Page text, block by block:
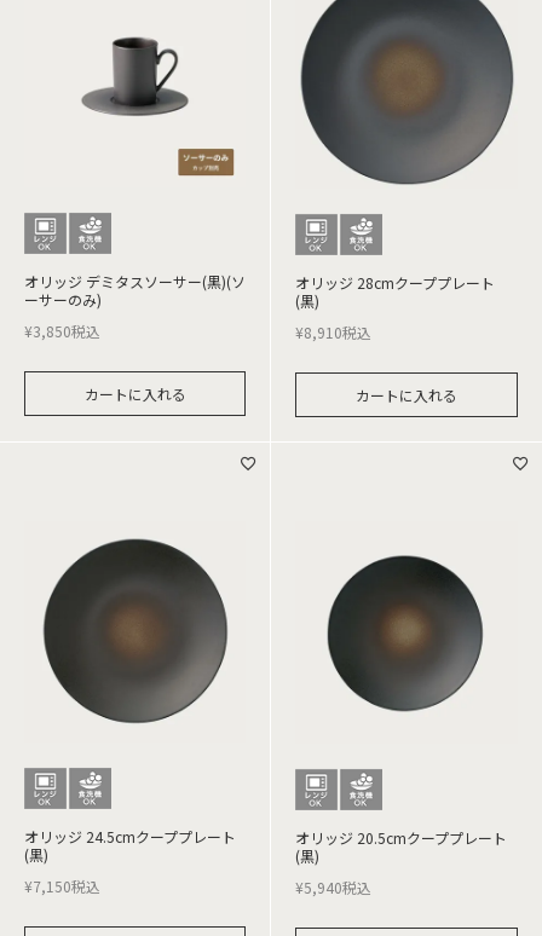
オリッジ デミタスソーサー(黒)(ソ
ーサーのみ)
¥3,850税込
カートに入れる
オリッジ 28cmクーププレート
(黒)
¥8,910税込
カートに入れる
オリッジ 24.5cmクーププレート
(黒)
¥7,150税込
オリッジ 20.5cmクーププレート
(黒)
¥5,940税込